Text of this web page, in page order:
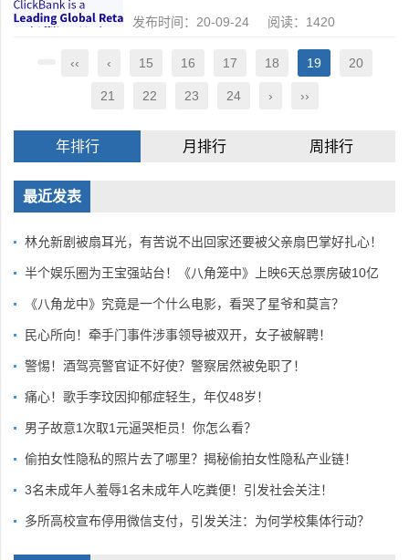
发布时间：20-09-24 阅读：1420
‹‹ ‹ 15 16 17 18 19 20
21 22 23 24 › ››
年排行 月排行 周排行
最近发表
林允新剧被扇耳光，有苦说不出回家还要被父亲扇巴掌好扎心！
半个娱乐圈为王宝强站台！《八角笼中》上映6天总票房破10亿
《八角龙中》究竟是一个什么电影，看哭了星爷和莫言？
民心所向！牵手门事件涉事领导被双开，女子被解聘！
警惕！酒驾亮警官证不好使？警察居然被免职了！
痛心！歌手李玟因抑郁症轻生，年仅48岁！
男子故意1次取1元逼哭柜员！你怎么看？
偷拍女性隐私的照片去了哪里？揭秘偷拍女性隐私产业链！
3名未成年人羞辱1名未成年人吃粪便！引发社会关注！
多所高校宣布停用微信支付，引发关注：为何学校集体行动？